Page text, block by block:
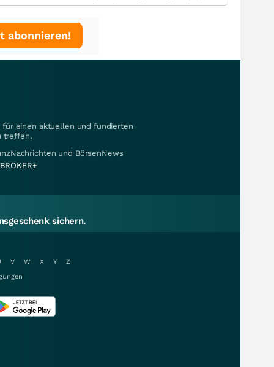
abonnieren!
für einen aktuellen und fundierten
treffen.
und BörsenNews
sichern.
V W X Y
Z